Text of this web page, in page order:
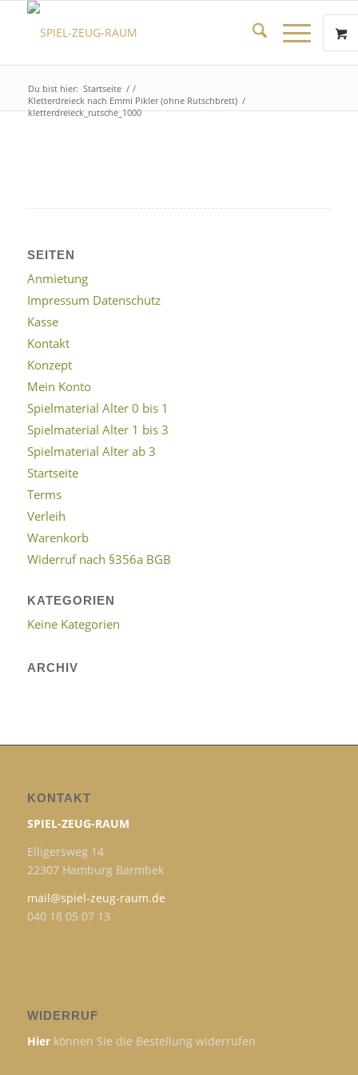
Du bist hier: Startseite / /
Kletterdreieck nach Emmi Pikler (ohne Rutschbrett) /
kletterdreieck_rutsche_1000
SEITEN
Anmietung
Impressum Datenschutz
Kasse
Kontakt
Konzept
Mein Konto
Spielmaterial Alter 0 bis 1
Spielmaterial Alter 1 bis 3
Spielmaterial Alter ab 3
Startseite
Terms
Verleih
Warenkorb
Widerruf nach §356a BGB
KATEGORIEN
Keine Kategorien
ARCHIV
KONTAKT
SPIEL-ZEUG-RAUM
Elligersweg 14
22307 Hamburg Barmbek
mail@spiel-zeug-raum.de
040 18 05 07 13
WIDERRUF
Hierkönnen Sie die Bestellung widerrufen